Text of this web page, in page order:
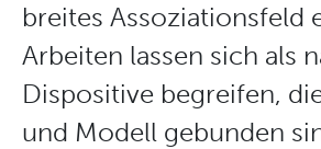
breites Assoziationsfeld
Arbeiten lassen sich als
Dispositive begreifen,
und Modell gebunden